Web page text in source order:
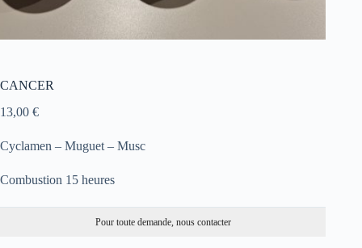
CANCER
13,00 €
Cyclamen – Muguet – Musc
Combustion 15 heures
Pour toute demande, nous contacter